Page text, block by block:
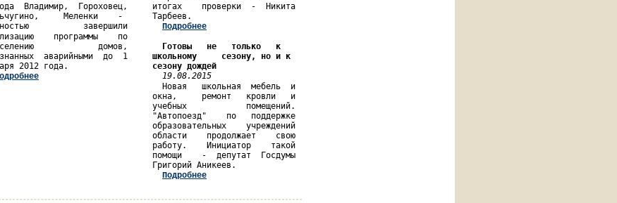
Владимир,  Гороховец,     итогах    проверки  -  Никита
Меленки    -      Тарбеев.
завершили Подробнее
программы    по
домов,
Готовы   не   только   к
аварийными  до  1 школьному     сезону, но и к
2012 года. сезону дождей
19.08.2015
Новая   школьная  мебель  и
окна,     ремонт   кровли   и
учебных            помещений.
"Автопоезд"    по   поддержке
образовательных    учреждений
области    продолжает    свою
работу.    Инициатор    такой
помощи    -  депутат  Госдумы
Григорий Аникеев.
Подробнее